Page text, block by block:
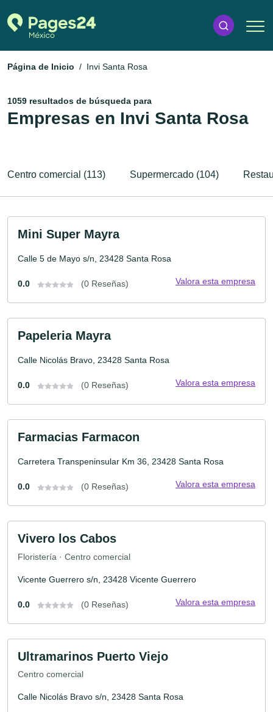
Página de Inicio Invi Santa Rosa
1059 resultados de búsqueda para
Empresas en Invi Santa Rosa
Centro comercial (113) Supermercado (104)
Mini Super Mayra
Calle 5 de Mayo s/n, 23428 Santa Rosa
0.0 (0 Reseñas) Valora esta empresa
Papeleria Mayra
Calle Nicolás Bravo, 23428 Santa Rosa
0.0 (0 Reseñas) Valora esta empresa
Farmacias Farmacon
Carretera Transpeninsular Km 36, 23428 Santa Rosa
0.0 (0 Reseñas) Valora esta empresa
Vivero los Cabos
Floristería · Centro comercial
Vicente Guerrero s/n, 23428 Vicente Guerrero
0.0 (0 Reseñas) Valora esta empresa
Ultramarinos Puerto Viejo
Centro comercial
Calle Nicolás Bravo s/n, 23428 Santa Rosa